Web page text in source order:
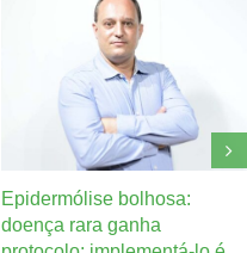
Epidermólise bolhosa:
doença rara ganha